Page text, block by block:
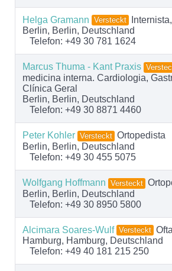
Helga Gramann Versteckt
Berlin, Berlin, Deutschland
Telefon: +49 30 781 1624
Marcus Thuma - Kant Praxis
medicina interna. Cardiologia,
Clínica Geral
Berlin, Berlin, Deutschland
Telefon: +49 30 8871 4460
Peter Kohler Versteckt Ortopedista
Berlin, Berlin, Deutschland
Telefon: +49 30 455 5075
Wolfgang Hoffmann Versteckt
Berlin, Berlin, Deutschland
Telefon: +49 30 8950 5800
Alcimara Soares-Wulf Versteckt
Hamburg, Hamburg, Deutschland
Telefon: +49 40 181 215 250